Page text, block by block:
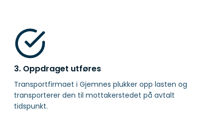
3. Oppdraget utføres
Transportfirmaet i Gjemnes plukker opp lasten og
transporterer den til mottakerstedet på avtalt
tidspunkt.